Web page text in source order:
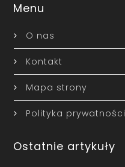
Menu
O nas
Kontakt
Mapa strony
Polityka prywatności
Ostatnie artykuły